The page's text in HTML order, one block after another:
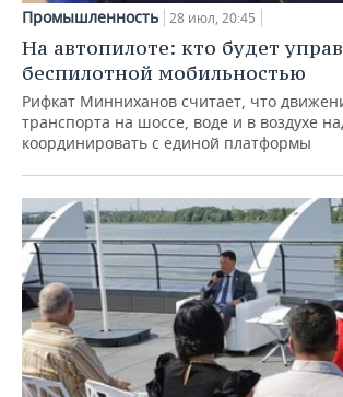
Промышленность 28 июл, 20:45
На автопилоте: кто будет
беспилотной мобильностью
Рифкат Минниханов считает, что
транспорта на шоссе, воде и в воздухе
координировать с единой платформы